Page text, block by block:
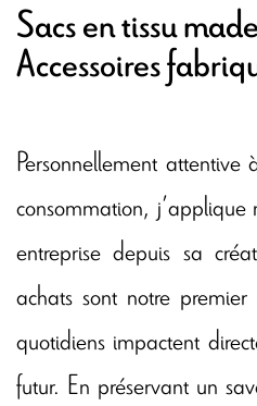
Sacs en tissu
Accessoires
Personnellement
consommation,
entreprise depuis sa
achats sont notre
quotidiens impactent
futur. En préservant un